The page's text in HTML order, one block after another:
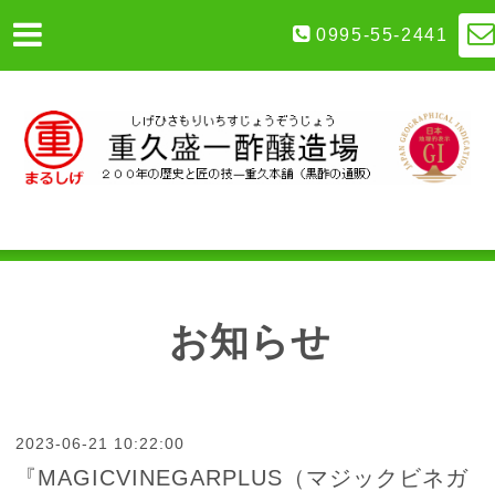
0995-55-2441
お知らせ
2023-06-21 10:22:00
『MAGICVINEGARPLUS（マジックビネガ